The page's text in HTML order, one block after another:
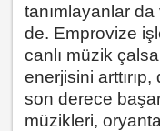
tanımlayanlar
de. Emprovize
canlı müzik
enerjisini
son derece
müzikleri,